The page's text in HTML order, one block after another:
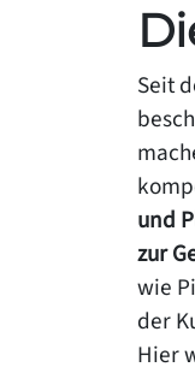
Seit
und
zur
wie
der
Hier